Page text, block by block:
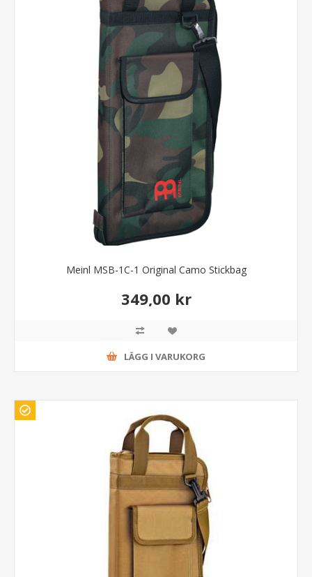
Meinl MSB-1C-1 Original Camo Stickbag
349,00 kr
LÄGG I VARUKORG